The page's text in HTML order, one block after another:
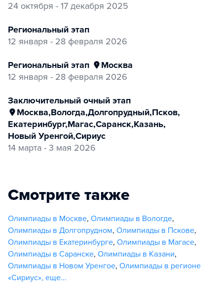
24 октября - 17 декабря 2025
Региональный этап
12 января - 28 февраля 2026
региональный этап
Москва
12 января - 28 февраля 2026
заключительный очный этап
Москва,Вологда,Долгопрудный,Псков,
Екатеринбург,Магас,Саранск,Казань,
Новый Уренгой,Сириус
14 марта - 3 мая 2026
Смотрите также
Олимпиады в Москве, Олимпиады в Вологде,
Олимпиады в Долгопрудном, Олимпиады в Пскове,
Олимпиады в Екатеринбурге, Олимпиады в Магасе,
Олимпиады в Саранске, Олимпиады в Казани,
Олимпиады в Новом Уренгое, Олимпиады в регионе
«Сириус», еще...